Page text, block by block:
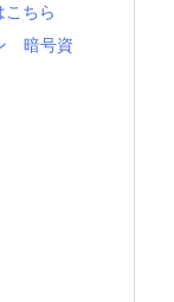
ちら
暗号資